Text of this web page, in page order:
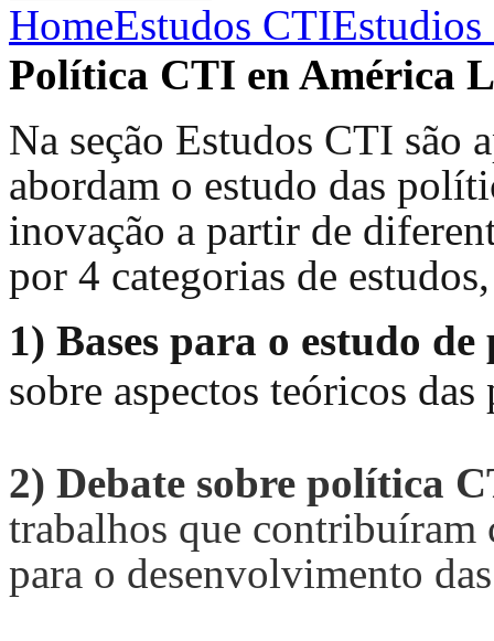
HomeEstudos CTI
Política CTI en América
Na seção Estudos CTI são
abordam o estudo das
inovação a partir de
por 4 categorias de
1) Bases para o estudo
sobre aspectos teóricos
2) Debate sobre política
trabalhos que contribuíram
para o desenvolvimento